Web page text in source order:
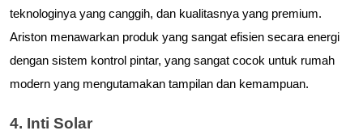
teknologinya yang canggih, dan kualitasnya yang premium.
Ariston menawarkan produk yang sangat efisien secara energi
dengan sistem kontrol pintar, yang sangat cocok untuk rumah
modern yang mengutamakan tampilan dan kemampuan.
4. Inti Solar